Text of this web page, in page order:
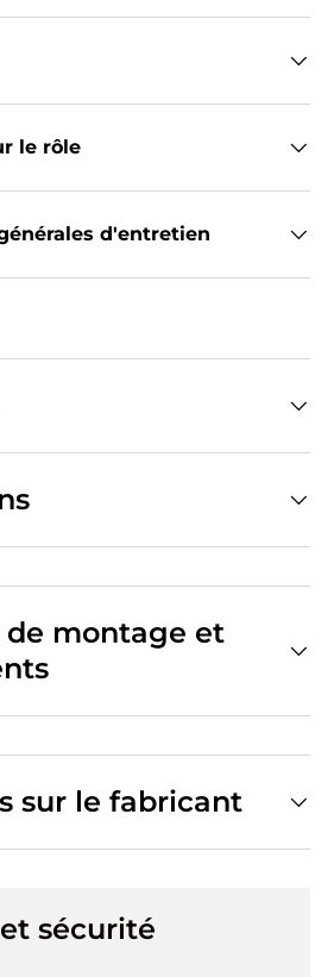
le rôle
d'entretien
montage et
sur le fabricant
sécurité